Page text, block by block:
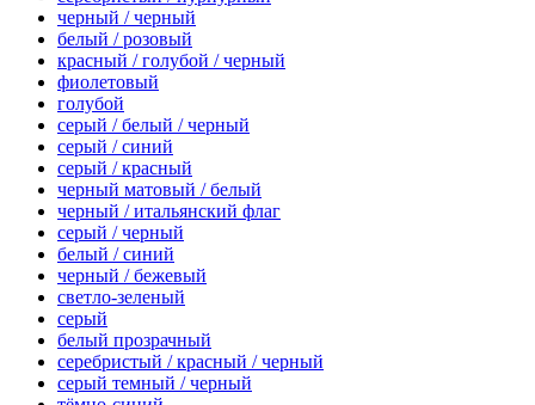
черный / черный
белый / розовый
красный / голубой / черный
фиолетовый
голубой
серый / белый / черный
серый / синий
серый / красный
черный матовый / белый
черный / итальянский флаг
серый / черный
белый / синий
черный / бежевый
светло-зеленый
серый
белый прозрачный
серебристый / красный / черный
серый темный / черный